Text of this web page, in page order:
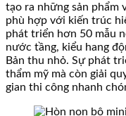
tạo ra những sản phẩm
phù hợp với kiến trúc
phát triển hơn 50 mẫu
nước tầng, kiểu hang
Bản thu nhỏ. Sự phát
thẩm mỹ mà còn giải
gian thi công nhanh